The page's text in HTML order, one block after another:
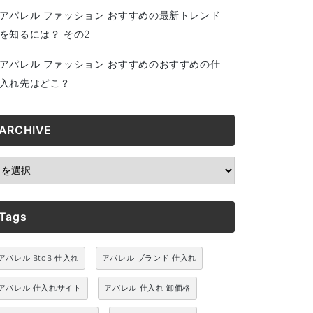
パレル ファッション おすすめの最新トレンド
知るには？ その2
パレル ファッション おすすめのおすすめの仕
れ先はどこ？
パレル BtoB 仕入れ アパレル ブランド 仕入れ
パレル 仕入れサイト アパレル 仕入れ 卸価格